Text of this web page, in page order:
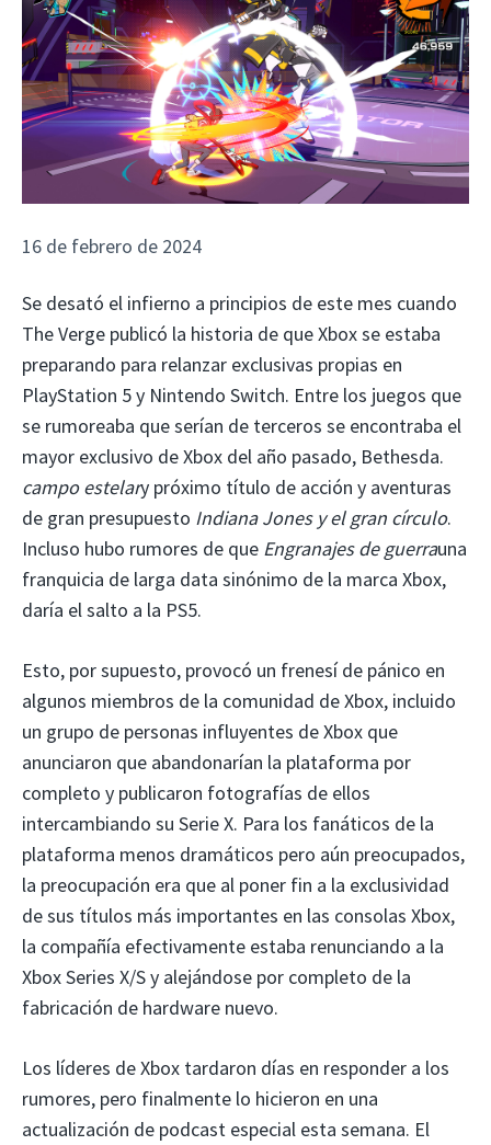
16 de febrero de 2024
Se desató el infierno a principios de este mes cuando
The Verge publicó la historia de que Xbox se estaba
preparando para relanzar exclusivas propias en
PlayStation 5 y Nintendo Switch. Entre los juegos que
se rumoreaba que serían de terceros se encontraba el
mayor exclusivo de Xbox del año pasado, Bethesda.
campo estelary próximo título de acción y aventuras
de gran presupuesto Indiana Jones y el gran círculo.
Incluso hubo rumores de que Engranajes de guerrauna
franquicia de larga data sinónimo de la marca Xbox,
daría el salto a la PS5.
Esto, por supuesto, provocó un frenesí de pánico en
algunos miembros de la comunidad de Xbox, incluido
un grupo de personas influyentes de Xbox que
anunciaron que abandonarían la plataforma por
completo y publicaron fotografías de ellos
intercambiando su Serie X. Para los fanáticos de la
plataforma menos dramáticos pero aún preocupados,
la preocupación era que al poner fin a la exclusividad
de sus títulos más importantes en las consolas Xbox,
la compañía efectivamente estaba renunciando a la
Xbox Series X/S y alejándose por completo de la
fabricación de hardware nuevo.
Los líderes de Xbox tardaron días en responder a los
rumores, pero finalmente lo hicieron en una
actualización de podcast especial esta semana. El